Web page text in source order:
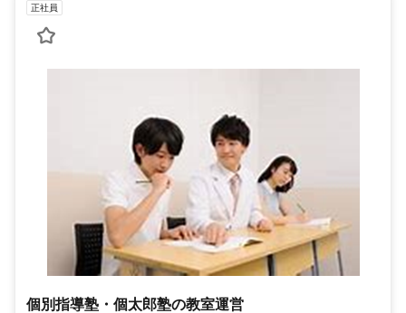
正社員
個別指導塾・個太郎塾の教室運営